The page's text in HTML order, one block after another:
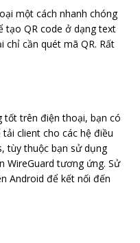
một cách nhanh chóng
tạo QR code ở dạng text
chỉ cần quét mã QR. Rất
tốt trên điện thoại, bạn có
tải client cho các hệ điều
tùy thuộc bạn sử dụng
WireGuard tương ứng. Sử
Android để kết nối đến